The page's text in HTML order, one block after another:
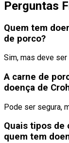
Perguntas
Quem tem
de porco?
Sim, mas deve
A carne de
doença de
Pode ser segura,
Quais tipos de
quem tem